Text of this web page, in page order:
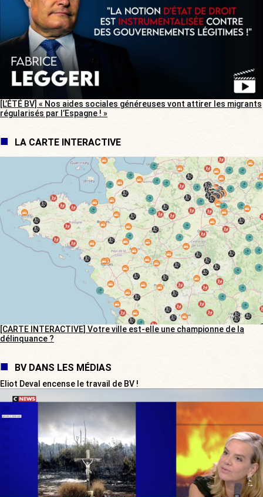
[L’ÉTÉ BV] « Nos aides sociales généreuses vont attirer les migrants
régularisés par l’Espagne ! »
LA CARTE INTERACTIVE
[CARTE INTERACTIVE] Votre ville est-elle une championne de la
délinquance ?
BV DANS LES MÉDIAS
Eliot Deval encense le travail de BV !